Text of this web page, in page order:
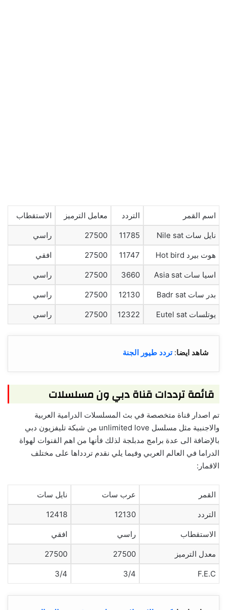
اسم القمر التردد معامل الترميز الاستقطاب
نايل سات Nile sat 11785
27500 راسي
هوت بيرد Hot bird 11747
27500 افقي
اسيا سات Asia sat 3660
27500 راسي
بدر سات Badr sat 12130
27500 راسي
يوتلسات Eutel sat 12322
27500 راسي
شاهد ايضا:تردد طيور الجنة
قائمة ترددات قناة دبي ون مسلسلات
تم اصدار قناة متخصصة في بث المسلسلات الدرامية العربية
والاجنبية مثل مسلسل unlimited love من شبكة تليفزيون دبي
بالإضافة الى عدة برامج مدبلجة لذلك فأنها من اهم القنوات لهواة
الدراما في العالم العربي وفيما يلي نقدم تردداها على مختلف
الاقمار:
القمر عرب سات نايل سات
التردد 12130
12418
الاستقطاب راسي افقي
معدل الترميز 27500
27500
F.E.C
3/4
3/4